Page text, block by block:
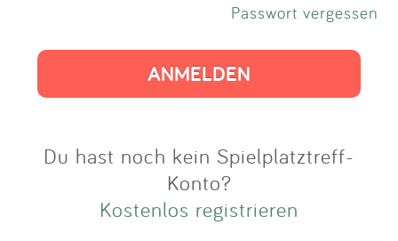
Passwort vergessen
Du hast noch kein Spielplatztreff-
Konto?
Kostenlos registrieren